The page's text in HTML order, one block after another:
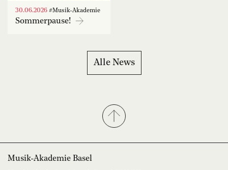
30.06.2026 #Musik-Akademie
Sommerpause!
Alle News
Musik-Akademie Basel